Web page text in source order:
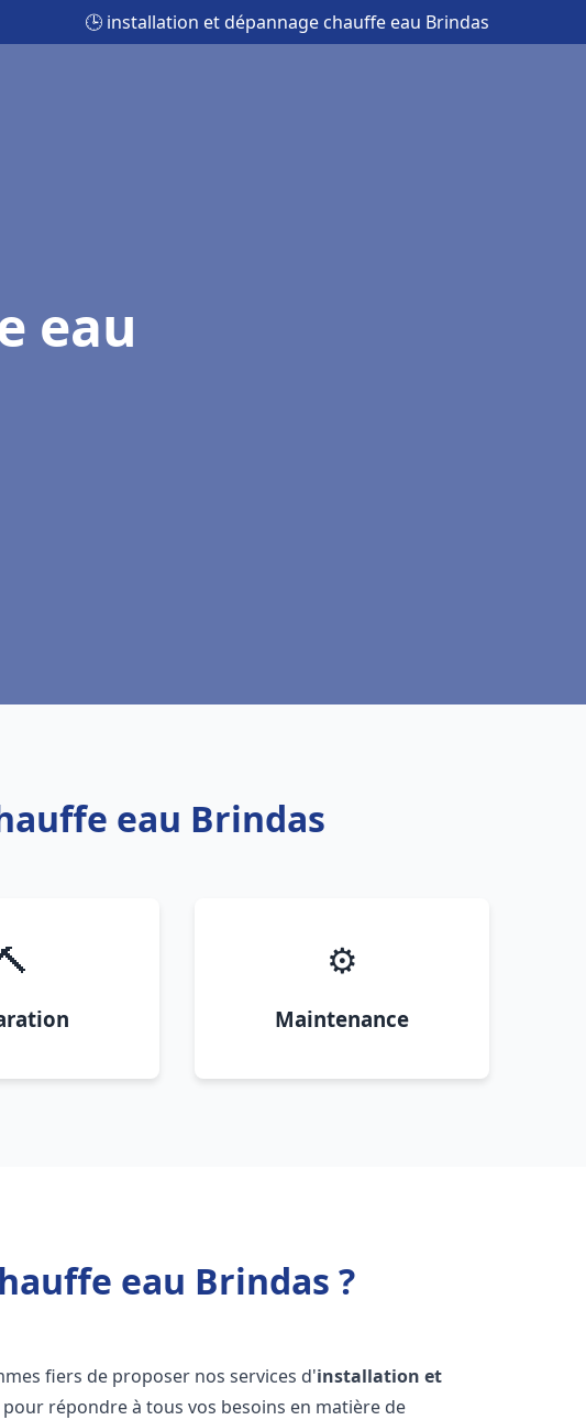
🕒 installation et dépannage chauffe eau Brindas
eau
eau Brindas
⚙️
Maintenance
eau Brindas ?
fiers de proposer nos services d'installation et
pour répondre à tous vos besoins en matière de